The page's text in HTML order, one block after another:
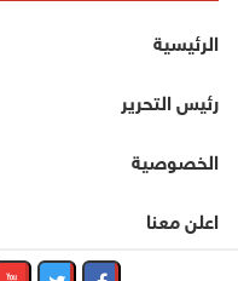
الرئيسية
رئيس التحرير
الخصوصية
اعلن معنا